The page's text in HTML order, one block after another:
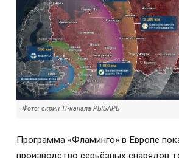
Фото: скрин ТГ-канала РЫБАРЬ
Программа «Фламинго» в Европе
производство серьёзных снарядов